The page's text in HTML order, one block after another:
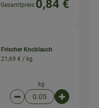
Gesamtpreis:0,84 €
Frischer Knoblauch
21,69 € / kg
kg
Artikelanzahl